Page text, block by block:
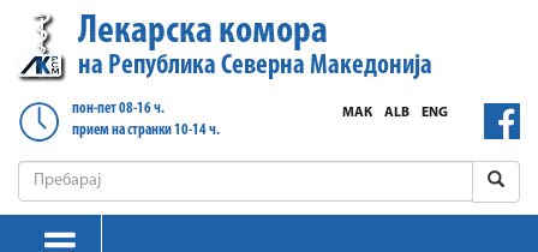
Лекарска комора
на Република Северна Македонија
пон-пет 08-16 ч.
прием на странки 10-14 ч.
ENG
ALB
МАК